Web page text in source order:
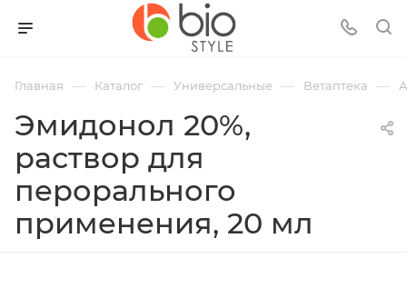
Главная — Каталог — Универсальные — Ветаптека —
Эмидонол 20%,
раствор для
перорального
применения, 20 мл